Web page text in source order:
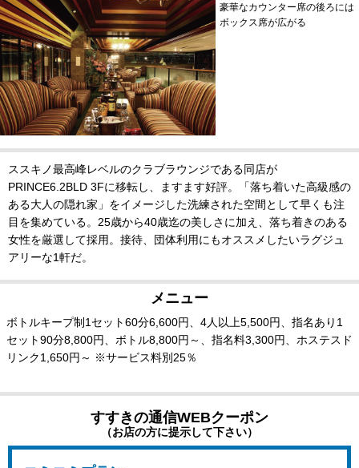
豪華なカウンター席の後ろには
ボックス席が広がる
ススキノ最高峰レベルのクラブラウンジである同店が
PRINCE6.2BLD 3Fに移転し、ますます好評。「落ち着いた高級感の
ある大人の隠れ家」をイメージした洗練された空間として早くも注
目を集めている。25歳から40歳迄の美しさに加え、落ち着きのある
女性を厳選して採用。接待、団体利用にもオススメしたいラグジュ
アリーな1軒だ。
メニュー
ボトルキープ制1セット60分6,600円、4人以上5,500円、指名あり1
セット90分8,800円、ボトル8,800円～、指名料3,300円、ホステスド
リンク1,650円～ ※サービス料別25％
すすきの通信WEBクーポン
（お店の方に提示して下さい）